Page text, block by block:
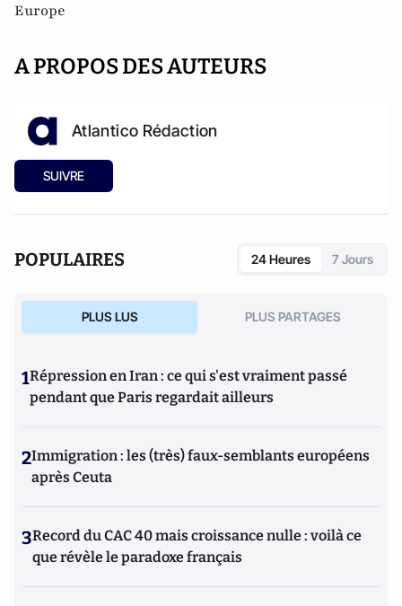
Europe
A PROPOS DES AUTEURS
Atlantico Rédaction
SUIVRE
POPULAIRES 24 Heures 7 Jours
PLUS LUS PLUS PARTAGES
1Répression en Iran : ce qui s'est vraiment passé
pendant que Paris regardait ailleurs
2Immigration : les (très) faux-semblants européens
après Ceuta
3Record du CAC 40 mais croissance nulle : voilà ce
que révèle le paradoxe français